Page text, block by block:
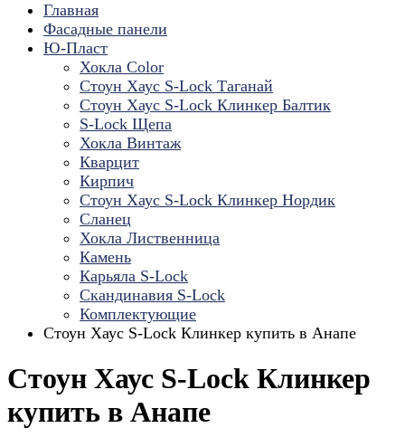
Главная
Фасадные панели
Ю-Пласт
Хокла Color
Стоун Хаус S-Lock Таганай
Стоун Хаус S-Lock Клинкер Балтик
S-Lock Щепа
Хокла Винтаж
Кварцит
Кирпич
Стоун Хаус S-Lock Клинкер Нордик
Сланец
Хокла Лиственница
Камень
Карьяла S-Lock
Скандинавия S-Lock
Комплектующие
Стоун Хаус S-Lock Клинкер купить в Анапе
Стоун Хаус S-Lock Клинкер
купить в Анапе